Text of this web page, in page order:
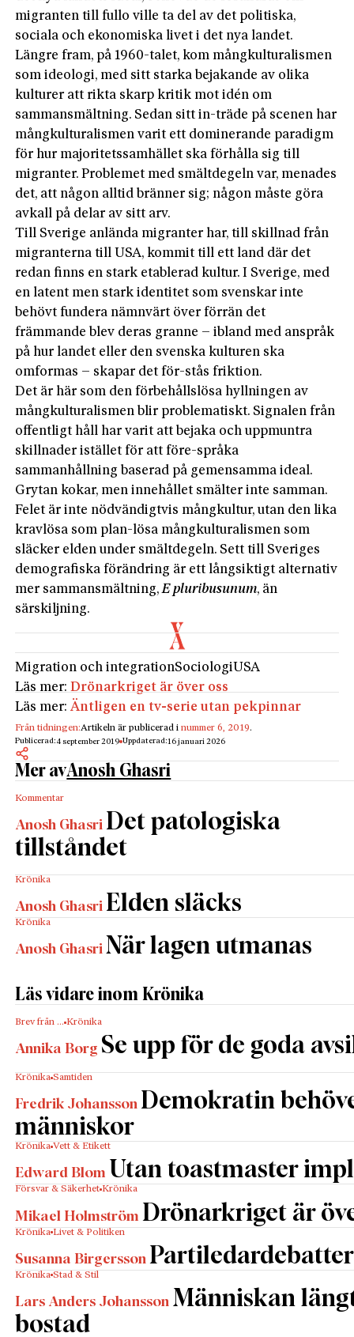
migranten till fullo ville ta del av det politiska,
sociala och ekonomiska livet i det nya landet.
Längre fram, på 1960-talet, kom mångkulturalismen
som ideologi, med sitt starka bejakande av olika
kulturer att rikta skarp kritik mot idén om
sammansmältning. Sedan sitt in-träde på scenen har
mångkulturalismen varit ett dominerande paradigm
för hur majoritetssamhället ska förhålla sig till
migranter. Problemet med smältdegeln var, menades
det, att någon alltid bränner sig; någon måste göra
avkall på delar av sitt arv.
Till Sverige anlända migranter har, till skillnad från
migranterna till USA, kommit till ett land där det
redan finns en stark etablerad kultur. I Sverige, med
en latent men stark identitet som svenskar inte
behövt fundera nämnvärt över förrän det
främmande blev deras granne – ibland med anspråk
på hur landet eller den svenska kulturen ska
omformas – skapar det för-stås friktion.
Det är här som den förbehållslösa hyllningen av
mångkulturalismen blir problematiskt. Signalen från
offentligt håll har varit att bejaka och uppmuntra
skillnader istället för att före-språka
sammanhållning baserad på gemensamma ideal.
Grytan kokar, men innehållet smälter inte samman.
Felet är inte nödvändigtvis mångkultur, utan den lika
kravlösa som plan-lösa mångkulturalismen som
släcker elden under smältdegeln. Sett till Sveriges
demografiska förändring är ett långsiktigt alternativ
mer sammansmältning,Epluribusunum, än
särskiljning.
Migration och integrationSociologiUSA
Läs mer:Drönarkriget är över oss
Läs mer:Äntligen en tv-serie utan pekpinnar
Från tidningen:Artikeln är publicerad inummer 6, 2019.
Publicerad:4 september 2019 Uppdaterad:16 januari 2026
Mer avAnosh Ghasri
Kommentar
Anosh Ghasri Det patologiska
tillståndet
Krönika
Anosh Ghasri Elden släcks
Krönika
Anosh Ghasri När lagen utmanas
Läs vidare inom Krönika
Brev från … Krönika
Annika Borg Se upp för de goda
Krönika Samtiden
Fredrik Johansson Demokratin
människor
Krönika Vett & Etikett
Edward Blom Utan toastmaster
Försvar & Säkerhet Krönika
Mikael Holmström Drönarkriget är
Krönika Livet & Politiken
Susanna Birgersson
Krönika Stad & Stil
Lars Anders Johansson Människan
bostad